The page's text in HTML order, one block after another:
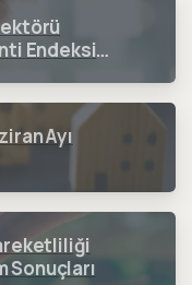
Endeksi
Ayı
Sonuçları